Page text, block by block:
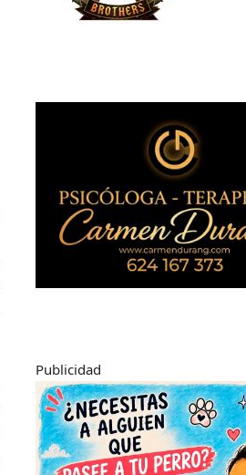
Publicidad